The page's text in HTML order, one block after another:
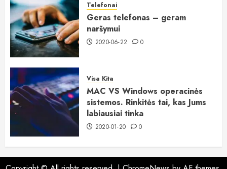
Telefonai
Geras telefonas – geram
naršymui
2020-06-22 0
Visa Kita
MAC VS Windows operacinės
sistemos. Rinkitės tai, kas Jums
labiausiai tinka
2020-01-20 0